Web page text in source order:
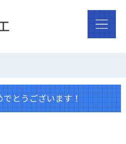
でとうございます！